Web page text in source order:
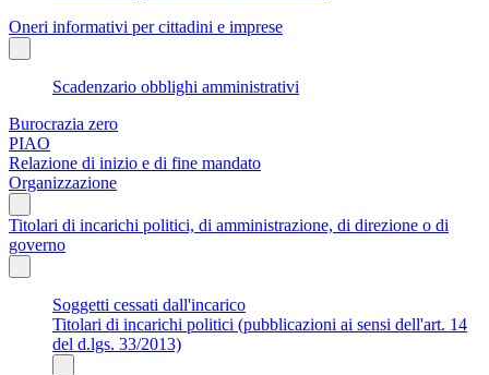
Oneri informativi per cittadini e imprese
Scadenzario obblighi amministrativi
Burocrazia zero
PIAO
Relazione di inizio e di fine mandato
Organizzazione
Titolari di incarichi politici, di amministrazione, di direzione o di
governo
Soggetti cessati dall'incarico
Titolari di incarichi politici (pubblicazioni ai sensi dell'art. 14
del d.lgs. 33/2013)